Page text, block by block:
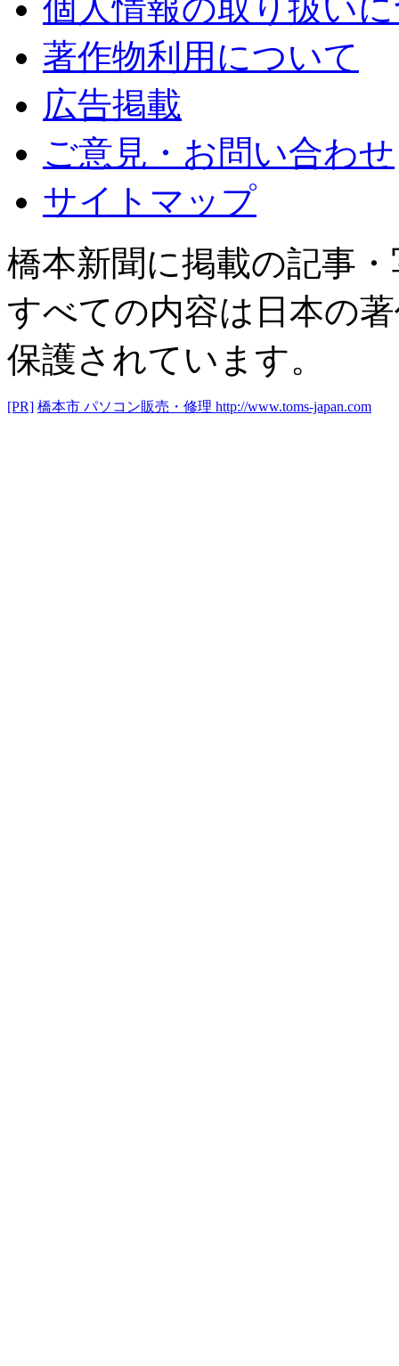
個人情報の取り扱い
著作物利用について
広告掲載
ご意見・お問い合わせ
サイトマップ
橋本新聞に掲載の記事
すべての内容は日本の
保護されています。
[PR] 橋本市 パソコン販売・修理 http://www.toms-japan.com